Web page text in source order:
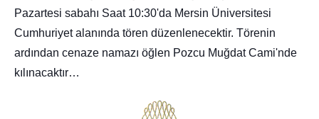
Pazartesi sabahı Saat 10:30'da Mersin Üniversitesi
Cumhuriyet alanında tören düzenlenecektir. Törenin
ardından cenaze namazı öğlen Pozcu Muğdat Cami'nde
kılınacaktır…